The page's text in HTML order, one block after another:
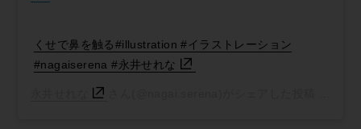
くせで鼻を触る#illustration #イラストレーション
#nagaiserena #永井せれな